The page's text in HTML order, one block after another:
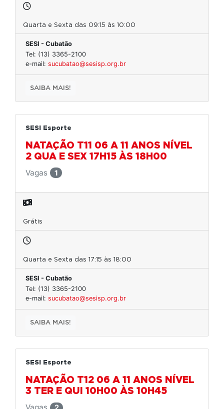
Quarta e Sexta das 09:15 às 10:00
SESI - Cubatão
Tel: (13) 3365-2100
e-mail: sucubatao@sesisp.org.br
SAIBA MAIS!
SESI Esporte
NATAÇÃO T11 06 A 11 ANOS NÍVEL
2 QUA E SEX 17H15 ÀS 18H00
Vagas
1
Grátis
Quarta e Sexta das 17:15 às 18:00
SESI - Cubatão
Tel: (13) 3365-2100
e-mail: sucubatao@sesisp.org.br
SAIBA MAIS!
SESI Esporte
NATAÇÃO T12 06 A 11 ANOS NÍVEL
3 TER E QUI 10H00 ÀS 10H45